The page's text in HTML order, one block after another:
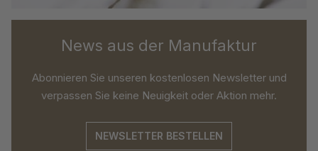
News aus der Manufaktur
Abonnieren Sie unseren kostenlosen Newsletter und
verpassen Sie keine Neuigkeit oder Aktion mehr.
NEWSLETTER BESTELLEN